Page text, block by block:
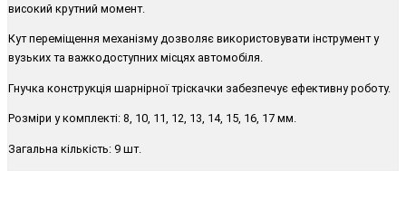
високий крутний момент.
Кут переміщення механізму дозволяє використовувати інструмент у
вузьких та важкодоступних місцях автомобіля.
Гнучка конструкція шарнірної тріскачки забезпечує ефективну роботу.
Розміри у комплекті: 8, 10, 11, 12, 13, 14, 15, 16, 17 мм.
Загальна кількість: 9 шт.